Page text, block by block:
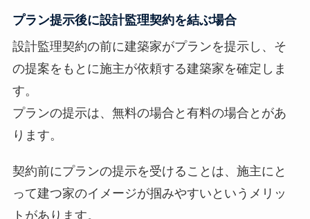
プラン提示後に設計監理契約を結ぶ場合
設計監理契約の前に建築家がプランを提示し、そ
の提案をもとに施主が依頼する建築家を確定しま
す。
プランの提示は、無料の場合と有料の場合とがあ
ります。
契約前にプランの提示を受けることは、施主にと
って建つ家のイメージが掴みやすいというメリッ
トがあります。